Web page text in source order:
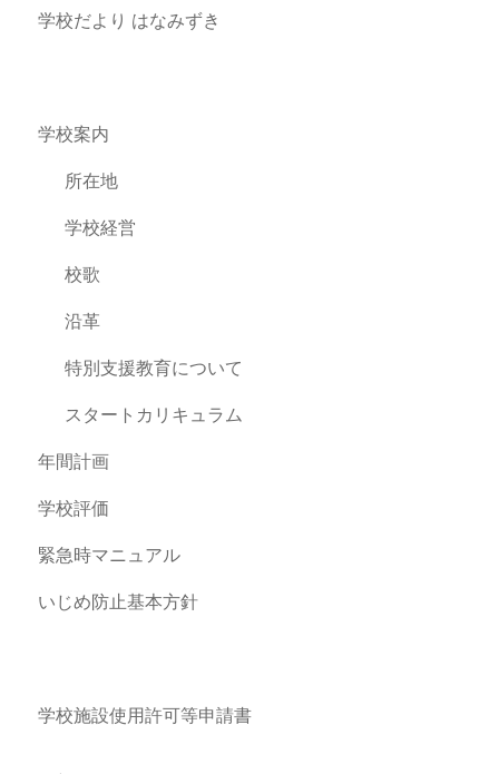
学校だより はなみずき
学校案内
所在地
学校経営
校歌
沿革
特別支援教育について
スタートカリキュラム
年間計画
学校評価
緊急時マニュアル
いじめ防止基本方針
学校施設使用許可等申請書